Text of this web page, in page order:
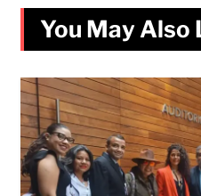
You May Also